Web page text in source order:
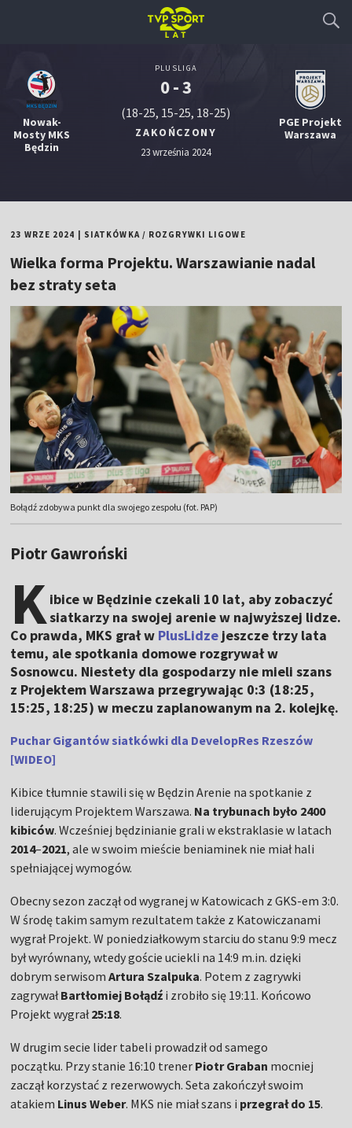
Nowak-
Mosty MKS
Będzin
PLUSLIGA
0 - 3
(18-25, 15-25, 18-25)
ZAKOŃCZONY
23 września 2024
PGE Projekt
Warszawa
23 WRZE 2024 SIATKÓWKA/ ROZGRYWKI LIGOWE
Wielka forma Projektu. Warszawianie nadal
bez straty seta
Bołądź zdobywa punkt dla swojego zespołu (fot. PAP)
Piotr Gawroński
Kibice w Będzinie czekali 10 lat, aby zobaczyć
siatkarzy na swojej arenie w najwyższej lidze.
Co prawda, MKS grał w PlusLidze jeszcze trzy lata
temu, ale spotkania domowe rozgrywał w
Sosnowcu. Niestety dla gospodarzy nie mieli szans
z Projektem Warszawa przegrywając 0:3 (18:25,
15:25, 18:25) w meczu zaplanowanym na 2. kolejkę.
Puchar Gigantów siatkówki dla DevelopRes Rzeszów
[WIDEO]
Kibice tłumnie stawili się w Będzin Arenie na spotkanie z
liderującym Projektem Warszawa. Na trybunach było 2400
kibiców. Wcześniej będzinianie grali w ekstraklasie w latach
2014–2021, ale w swoim mieście beniaminek nie miał hali
spełniającej wymogów.
Obecny sezon zaczął od wygranej w Katowicach z GKS-em 3:0.
W środę takim samym rezultatem także z Katowiczanami
wygrał Projekt. W poniedziałkowym starciu do stanu 9:9 mecz
był wyrównany, wtedy goście uciekli na 14:9 m.in. dzięki
dobrym serwisomArtura Szalpuka. Potem z zagrywki
zagrywałBartłomiej Bołądź i zrobiło się 19:11. Końcowo
Projekt wygrał25:18.
W drugim secie lider tabeli prowadził od samego
początku. Przy stanie 16:10 trener Piotr Graban mocniej
zaczął korzystać z rezerwowych. Seta zakończył swoim
atakiem Linus Weber. MKS nie miał szans i przegrał do 15.